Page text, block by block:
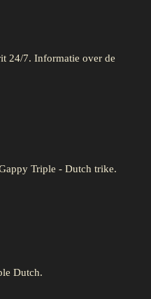
24/7. Informatie over de
Triple - Dutch trike.
Dutch.